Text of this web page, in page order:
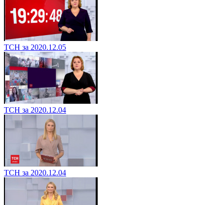
ТСН за 2020.12.05
ТСН за 2020.12.04
ТСН за 2020.12.04